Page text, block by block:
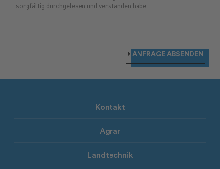
gemäß den Rechtsvorschriften vorgesehenen Rechte in Anspruch
privacy@ca.bz.itzu wenden.
Zweck und Rechtsgrundlage der Datenverarbeitung.
Daten werden zum Zweck der Durchführung des
zusammenhängenden Verpflichtungen verarbeitet. Die
(Vorname, Nachname, Adresse, Steuernummer, usw.);
Durchführung vorvertraglicher Maßnahmen auf Anfrage der
sorgfältig durchgelesen und verstanden habe
ANFRAGE ABSENDEN
Kontakt
Agrar
Landtechnik